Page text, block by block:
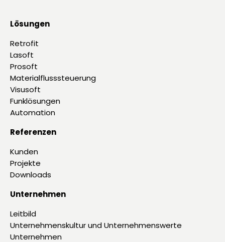
Lösungen
Retrofit
Lasoft
Prosoft
Materialflusssteuerung
Visusoft
Funklösungen
Automation
Unternehmen
Leitbild
Unternehmenskultur und Unternehmenswerte
Unternehmen
Referenzen
Kunden
Projekte
Downloads